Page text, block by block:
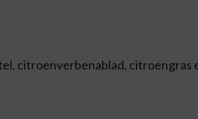
citroenverbenablad, citroengras